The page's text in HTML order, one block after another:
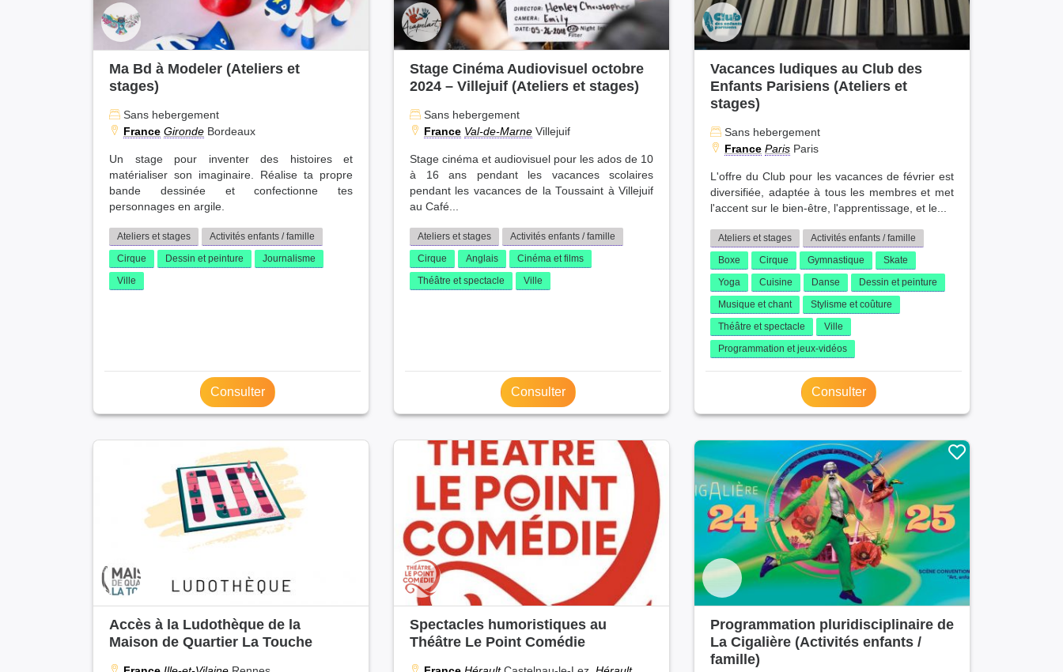
Ma Bd à Modeler (Ateliers et
stages)
Sans hebergement
France Gironde Bordeaux
Un stage pour inventer des histoires et
matérialiser son imaginaire. Réalise ta propre
bande dessinée et confectionne tes
personnages en argile.
Ateliers et stages
Activités enfants / famille
Cirque
Dessin et peinture
Journalisme
Ville
Consulter
Stage Cinéma Audiovisuel octobre
2024 – Villejuif (Ateliers et stages)
Sans hebergement
France Val-de-Marne Villejuif
Stage cinéma et audiovisuel pour les ados de 10
à 16 ans pendant les vacances scolaires
pendant les vacances de la Toussaint à Villejuif
au Café...
Ateliers et stages
Activités enfants / famille
Cirque
Anglais
Cinéma et films
Théâtre et spectacle
Ville
Consulter
Vacances ludiques au Club des
Enfants Parisiens (Ateliers et
stages)
Sans hebergement
France Paris Paris
L'offre du Club pour les vacances de février est
diversifiée, adaptée à tous les membres et met
l'accent sur le bien-être, l'apprentissage, et le...
Ateliers et stages
Activités enfants / famille
Boxe
Cirque Gymnastique
Skate
Yoga
Cuisine Danse
Dessin et peinture
Musique et chant
Stylisme et coûture
Théâtre et spectacle
Ville
Programmation et jeux-vidéos
Consulter
Accès à la Ludothèque de la
Maison de Quartier La Touche
Spectacles humoristiques au
Théâtre Le Point Comédie
Programmation pluridisciplinaire de
La Cigalière (Activités enfants /
famille)